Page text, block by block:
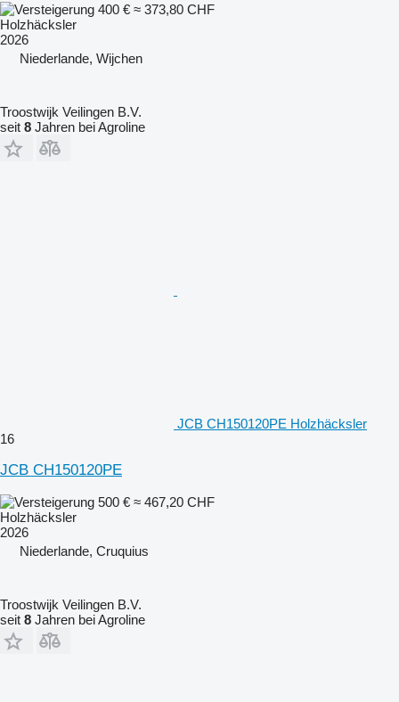
400 € ≈ 373,80 CHF
Holzhäcksler
2026
Niederlande, Wijchen
Troostwijk Veilingen B.V.
seit 8 Jahren bei Agroline
JCB CH150120PE Holzhäcksler
16
JCB CH150120PE
500 € ≈ 467,20 CHF
Holzhäcksler
2026
Niederlande, Cruquius
Troostwijk Veilingen B.V.
seit 8 Jahren bei Agroline